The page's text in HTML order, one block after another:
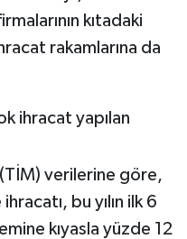
kıtadaki
rakamlarına da
ihracat yapılan
verilerine göre,
bu yılın ilk 6
kıyasla yüzde 12